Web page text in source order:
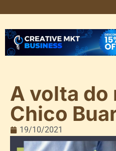
A volta do
Chico
19/10/2021